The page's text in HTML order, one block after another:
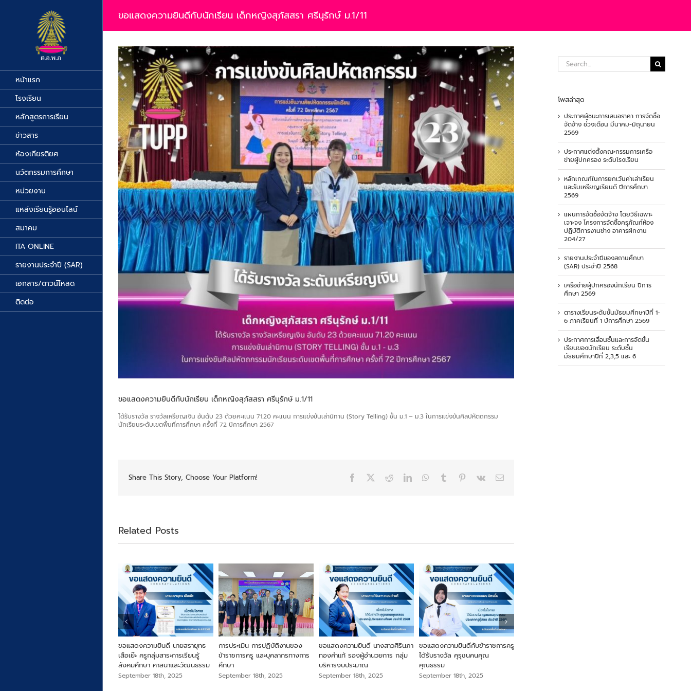
หน้าแรก
โรงเรียน
หลักสูตรการเรียน
ข่าวสาร
ห้องเกียรติยศ
นวัตกรรมการศึกษา
หน่วยงาน
แหล่งเรียนรู้ออนไลน์
สมาคม
ITA ONLINE
รายงานประจำปี (SAR)
เอกสาร/ดาวน์โหลด
ติดต่อ
ขอแสดงความยินดีกับนักเรียน เด็กหญิงสุภัสสรา ศรีนุรักษ์ ม.1/11
View
Larger
Image
ขอแสดงความยินดีกับนักเรียน เด็กหญิงสุภัสสรา ศรีนุรักษ์ ม.1/11
ได้รับรางวัล รางวัลเหรียญเงิน อันดับ 23 ด้วยคะแนน 71.20 คะแนน การแข่งขันเล่านิทาน (Story Telling) ชั้น ม.1 – ม.3 ในการแข่งขันศิลปหัตถกรรม
นักเรียนระดับเขตพื้นที่การศึกษา ครั้งที่ 72 ปีการศึกษา 2567
Share This Story, Choose Your Platform! Facebook RedditLinkedInWhatsApp
Tumblr Pinterest
Vk Email
Related Posts
ขอแสดงความยินดี นายสรายุทธ
เสือเย๊ะ ครูกลุ่มสาระการเรียนรู้
สังคมศึกษา ศาสนาและวัฒนธรรม
September 18th, 2025
การประเมิน การปฏิบัติงานของ
ข้าราชการครู และบุคลากรทางการ
ศึกษา
September 18th, 2025
ขอแสดงความยินดี นางสาวศิรินภา
ทองคำแท้ รองผู้อำนวยการ กลุ่ม
บริหารงบประมาณ
September 18th, 2025
ขอแสดงความยินดีกับข้าราชการครู
ได้รับรางวัล คุรุชนคนคุณ
คุณธรรม
September 18th, 2025
Search
for:
โพสล่าสุด
ประกาศผู้ชนะการเสนอราคา การจัดซื้อ
จัดจ้าง ช่วงเดือน มีนาคม-มิถุนายน
2569
ประกาศแต่งตั้งคณะกรรมการเครือ
ข่ายผู้ปกครอง ระดับโรงเรียน
หลักเกณฑ์ในการยกเว้นค่าเล่าเรียน
และรับเหรียญเรียนดี ปีการศึกษา
2569
แผนการจัดซื้อจัดจ้าง โดยวิธีเฉพาะ
เจาะจง โครงการจัดซื้อครุภัณฑ์ห้อง
ปฏิบัติการงานช่าง อาคารฝึกงาน
204/27
รายงานประจำปีของสถานศึกษา
(SAR) ประจำปี 2568
เครือข่ายผู้ปกครองนักเรียน ปีการ
ศึกษา 2569
ตารางเรียนระดับชั้นมัธยมศึกษาปีที่ 1-
6 ภาคเรียนที่ 1 ปีการศึกษา 2569
ประกาศการเลื่อนชั้นและการจัดชั้น
เรียนของนักเรียน ระดับชั้น
มัธยมศึกษาปีที่ 2,3,5 และ 6